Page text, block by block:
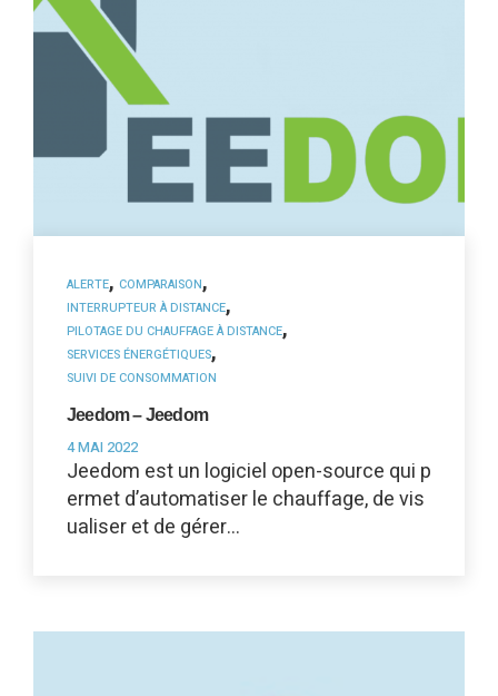
ALERTE, COMPARAISON,
INTERRUPTEUR À DISTANCE,
PILOTAGE DU CHAUFFAGE À DISTANCE,
SERVICES ÉNERGÉTIQUES,
SUIVI DE CONSOMMATION
Jeedom – Jeedom
4 MAI 2022
Jeedom est un logiciel open-source qui p
ermet d’automatiser le chauffage, de vis
ualiser et de gérer…